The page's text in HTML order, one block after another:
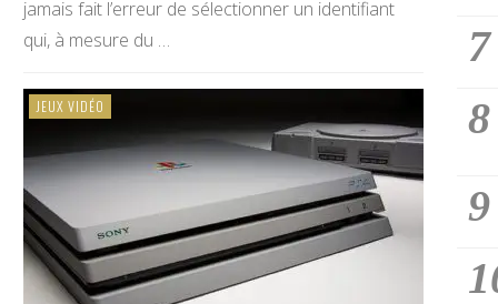
jamais fait l’erreur de sélectionner un identifiant
qui, à mesure du …
JEUX VIDÉO